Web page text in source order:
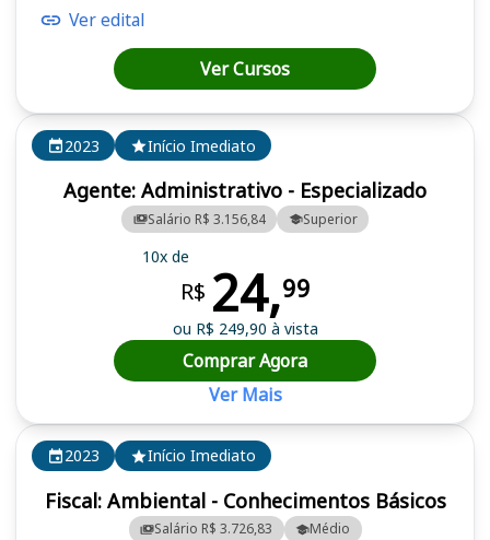
2023 Início Imediato
Fiscal: Ambiental - Conhecimentos Básicos
Salário R$ 3.726,83 Médio
2023 Início Imediato
Agente: Administrativo - Especializado
Salário R$ 3.156,84 Superior
10x de
R$ 24,99
ou R$ 249,90 à vista
Comprar Agora
Ver Mais
Ver edital
Ver Cursos